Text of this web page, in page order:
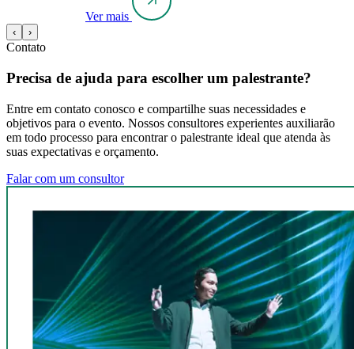
Ver mais
‹ ›
Contato
Precisa de ajuda para escolher um palestrante?
Entre em contato conosco e compartilhe suas necessidades e
objetivos para o evento. Nossos consultores experientes auxiliarão
em todo processo para encontrar o palestrante ideal que atenda às
suas expectativas e orçamento.
Falar com um consultor